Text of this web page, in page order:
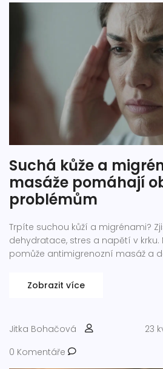
Suchá kůže a
masáže pomáhají
problémům
Trpíte suchou kůží a migrénami?
dehydratace, stres a napětí v krku.
pomůže antimigrenozní masáž a
Zobrazit více
Jitka Bohačová
23
0 Komentáře